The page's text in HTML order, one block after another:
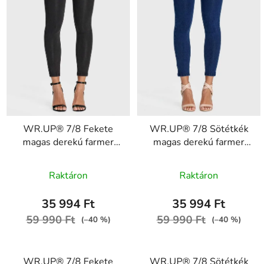
WR.UP® 7/8 Fekete
magas derekú farmer
WRUP4BHC002ORG,
J7N
Raktáron
35 994 Ft
59 990 Ft (–40 %)
WR.UP® 7/8 Fekete
WR.UP® 7/8 Sötétkék
magas derekú farmer
WRUP4BHC002ORG,
J0Btermék
átlagos
értékelése
Raktáron
35 994 Ft
59 990 Ft (–40 %)
WR.UP® 7/8 Sötétkék